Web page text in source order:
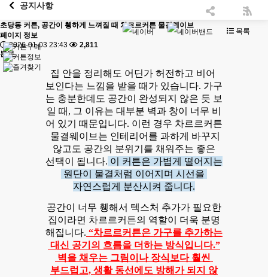
공지사항
목록
초당동 커튼, 공간이 휑하게 느껴질 때 차르르커튼 물결웨이브
페이지 정보
2026-01-03 23:43
2,811
본문
집 안을 정리해도 어딘가 허전하고 비어
보인다는 느낌을 받을 때가 있습니다. 가구
는 충분한데도 공간이 완성되지 않은 듯 보
일 때, 그 이유는 대부분 벽과 창이 너무 비
어 있기 때문입니다. 이런 경우 차르르커튼
물결웨이브는 인테리어를 과하게 바꾸지
않고도 공간의 분위기를 채워주는 좋은
선택이 됩니다. 이 커튼은 가볍게 떨어지는
원단이 물결처럼 이어지며 시선을
자연스럽게 분산시켜 줍니다.
공간이 너무 휑해서 텍스처 추가가 필요한
집이라면 차르르커튼의 역할이 더욱 분명
해집니다. “차르르커튼은 가구를 추가하는
대신 공기의 흐름을 더하는 방식입니다.”
벽을 채우는 그림이나 장식보다 훨씬
부드럽고, 생활 동선에도 방해가 되지 않